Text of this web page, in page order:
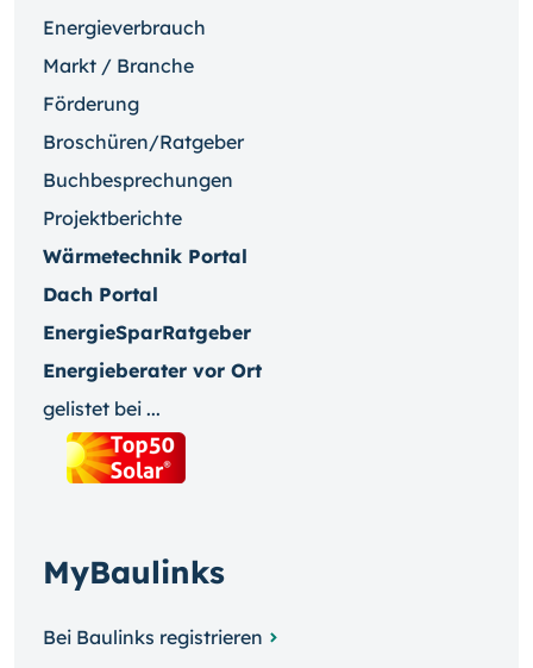
Energieverbrauch
Markt / Branche
Förderung
Broschüren/Ratgeber
Buchbesprechungen
Projektberichte
Wärmetechnik Portal
Dach Portal
EnergieSparRatgeber
Energieberater vor Ort
gelistet bei ...
MyBaulinks
Bei Baulinks registrieren